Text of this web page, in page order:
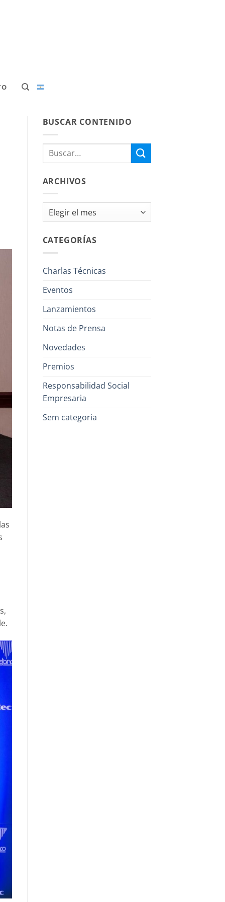
BUSCAR CONTENIDO
ARCHIVOS
Archivos
CATEGORÍAS
Charlas Técnicas
Eventos
Lanzamientos
Notas de Prensa
Novedades
Premios
Responsabilidad Social
Empresaria
Sem categoria